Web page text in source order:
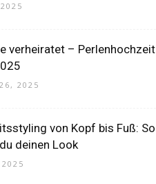
verheiratet – Perlenhochzeit
2025
von Kopf bis Fuß: So
deinen Look